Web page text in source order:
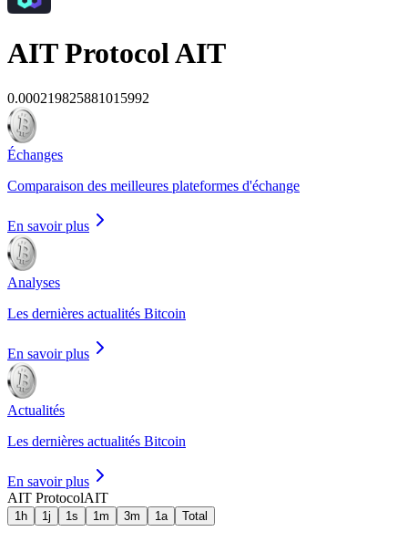
AIT ProtocolAIT
0.000219825881015992
Échanges
Comparaison des meilleures plateformes d'échange
En savoir plus
Analyses
Les dernières actualités Bitcoin
En savoir plus
Actualités
Les dernières actualités Bitcoin
En savoir plus
AIT ProtocolAIT
1h 1j 1s 1m 3m 1a Total